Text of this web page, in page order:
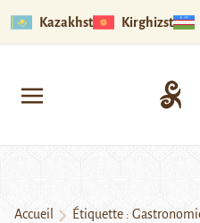
Kazakhstan Kirghizstan
Accueil Étiquette :